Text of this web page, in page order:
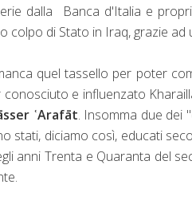
dalla Banca d'Italia e
colpo di Stato in Iraq, grazie
quel tassello per poter
e influenzato
ʿArafāt. Insomma due dei
stati, diciamo così, educati
anni Trenta e Quaranta del